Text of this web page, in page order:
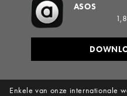
Enkele van onze internationale
ASOS